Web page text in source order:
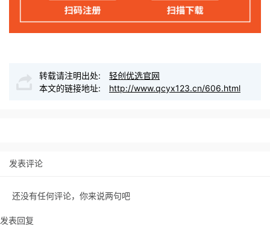
转载请注明出处:
轻创优选官网
本文的链接地址:
http://www.qcyx123.cn/606.html
发表评论
还没有任何评论，你来说两句吧
发表回复